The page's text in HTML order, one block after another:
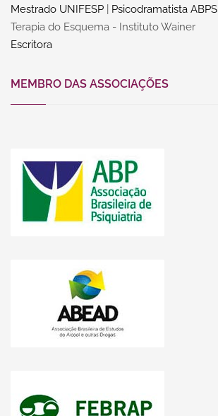
Mestrado UNIFESP
Psicodramatista ABPS
Terapia do Esquema - Instituto Wainer
Escritora
MEMBRO DAS ASSOCIAÇÕES